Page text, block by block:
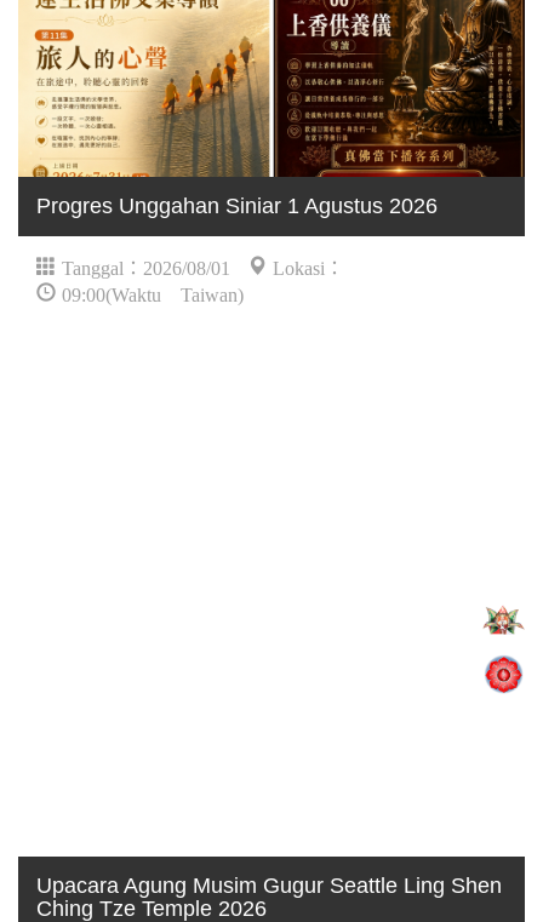
Progres Unggahan Siniar 1 Agustus 2026
Tanggal：2026/08/01
Lokasi：
09:00(Waktu Taiwan)
Upacara Agung Musim Gugur Seattle Ling Shen
Ching Tze Temple 2026